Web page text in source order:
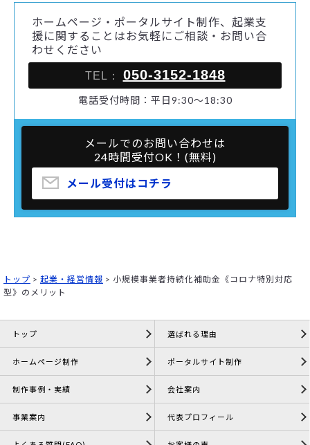
ホームページ・ポータルサイト制作、起業支
援に関することはお気軽にご相談・お問い合
わせください
TEL： 050-3152-1848
電話受付時間：平日9:30～18:30
メールでのお問い合わせは
24時間受付OK！(無料)
メール受付はコチラ
トップ > 起業・経営情報 > 小規模事業者持続化補助金《コロナ特別対応
型》のメリット
トップ 選ばれる理由
ホームページ制作 ポータルサイト制作
制作事例・実績 会社案内
事業案内 代表プロフィール